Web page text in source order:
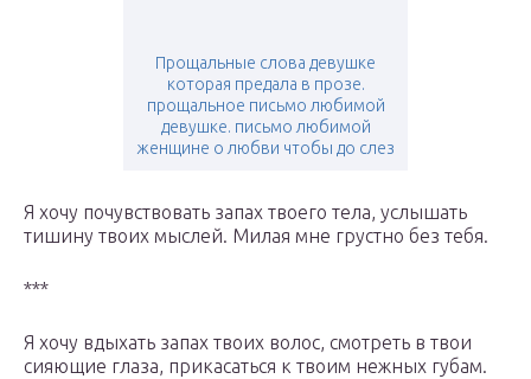
Прощальные слова девушке
которая предала в прозе.
прощальное письмо любимой
девушке. письмо любимой
женщине о любви чтобы до слез
Я хочу почувствовать запах твоего тела, услышать
тишину твоих мыслей. Милая мне грустно без тебя.
***
Я хочу вдыхать запах твоих волос, смотреть в твои
сияющие глаза, прикасаться к твоим нежных губам.